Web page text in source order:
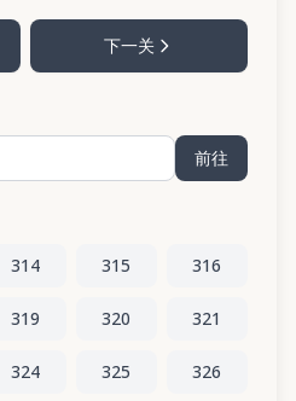
下一关
前往
314 315 316
319 320 321
324 325 326